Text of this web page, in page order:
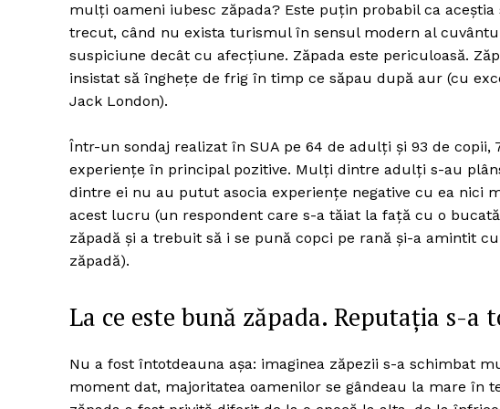
mulți oameni iubesc zăpada? Este puțin probabil ca
trecut, când nu exista turismul în sensul modern al
suspiciune decât cu afecțiune. Zăpada este periculoasă.
insistat să înghețe de frig în timp ce săpau după aur (cu
Jack London).
Într-un sondaj realizat în SUA pe 64 de adulți și 93 de copii,
experiențe în principal pozitive. Mulți dintre adulți s-au
dintre ei nu au putut asocia experiențe negative cu ea nici
acest lucru (un respondent care s-a tăiat la față cu o
zăpadă și a trebuit să i se pună copci pe rană și-a amintit
zăpadă).
La ce este bună zăpada. Reputația s-a
Nu a fost întotdeauna așa: imaginea zăpezii s-a schimbat
moment dat, majoritatea oamenilor se gândeau la mare în